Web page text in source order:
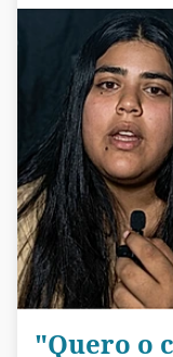
"Quero o